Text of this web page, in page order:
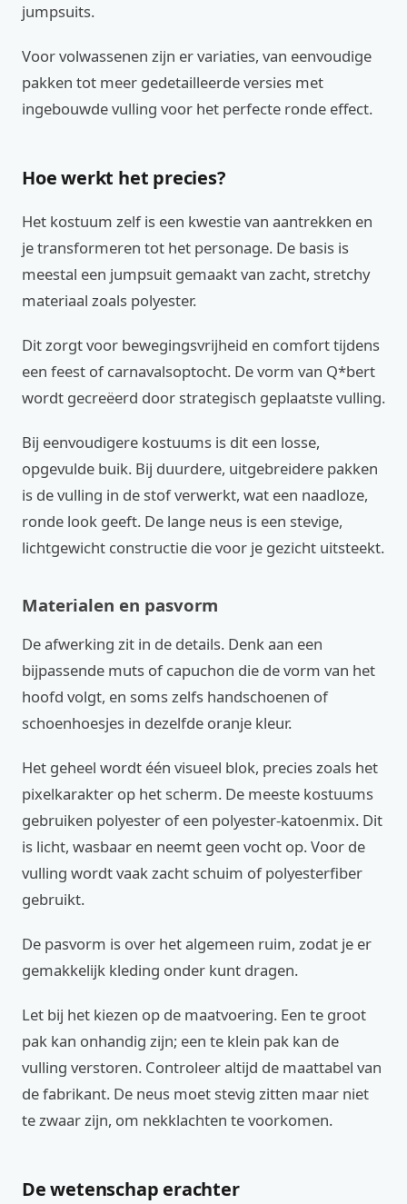
jumpsuits.
Voor volwassenen zijn er variaties, van eenvoudige
pakken tot meer gedetailleerde versies met
ingebouwde vulling voor het perfecte ronde effect.
Hoe werkt het precies?
Het kostuum zelf is een kwestie van aantrekken en
je transformeren tot het personage. De basis is
meestal een jumpsuit gemaakt van zacht, stretchy
materiaal zoals polyester.
Dit zorgt voor bewegingsvrijheid en comfort tijdens
een feest of carnavalsoptocht. De vorm van Q*bert
wordt gecreëerd door strategisch geplaatste vulling.
Bij eenvoudigere kostuums is dit een losse,
opgevulde buik. Bij duurdere, uitgebreidere pakken
is de vulling in de stof verwerkt, wat een naadloze,
ronde look geeft. De lange neus is een stevige,
lichtgewicht constructie die voor je gezicht uitsteekt.
Materialen en pasvorm
De afwerking zit in de details. Denk aan een
bijpassende muts of capuchon die de vorm van het
hoofd volgt, en soms zelfs handschoenen of
schoenhoesjes in dezelfde oranje kleur.
Het geheel wordt één visueel blok, precies zoals het
pixelkarakter op het scherm. De meeste kostuums
gebruiken polyester of een polyester-katoenmix. Dit
is licht, wasbaar en neemt geen vocht op. Voor de
vulling wordt vaak zacht schuim of polyesterfiber
gebruikt.
De pasvorm is over het algemeen ruim, zodat je er
gemakkelijk kleding onder kunt dragen.
Let bij het kiezen op de maatvoering. Een te groot
pak kan onhandig zijn; een te klein pak kan de
vulling verstoren. Controleer altijd de maattabel van
de fabrikant. De neus moet stevig zitten maar niet
te zwaar zijn, om nekklachten te voorkomen.
De wetenschap erachter